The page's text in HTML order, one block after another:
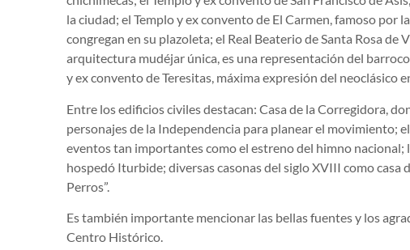
la ciudad; el Templo y ex convento de El Carmen, famoso por
congregan en su plazoleta; el Real Beaterio de Santa Rosa de
arquitectura mudéjar única, es una representación del
y ex convento de Teresitas, máxima expresión del neoclásico
Entre los edificios civiles destacan: Casa de la Corregidora,
personajes de la Independencia para planear el movimiento;
eventos tan importantes como el estreno del himno nacional;
hospedó Iturbide; diversas casonas del siglo XVIII como casa
Perros”.
Es también importante mencionar las bellas fuentes y los
Centro Histórico.